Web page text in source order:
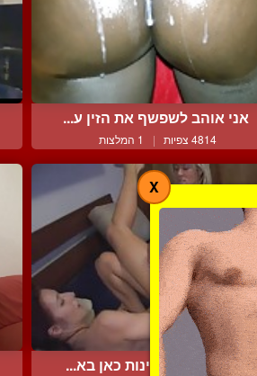
אני אוהב לשפשף את הזין ע...
4814 צפיות | 1 המלצות
שתי נשים מזדיינות כאן בא...
X